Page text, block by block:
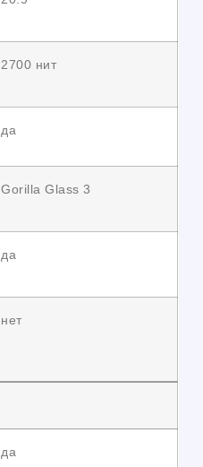
2700 нит
да
Gorilla Glass 3
да
нет
да